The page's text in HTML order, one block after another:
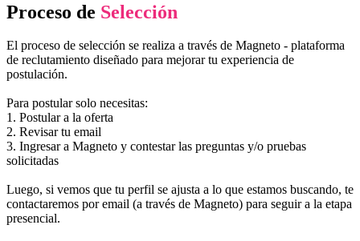
Proceso de Selección
El proceso de selección se realiza a través de Magneto - plataforma
de reclutamiento diseñado para mejorar tu experiencia de
postulación.
Para postular solo necesitas:
1. Postular a la oferta
2. Revisar tu email
3. Ingresar a Magneto y contestar las preguntas y/o pruebas
solicitadas
Luego, si vemos que tu perfil se ajusta a lo que estamos buscando, te
contactaremos por email (a través de Magneto) para seguir a la etapa
presencial.